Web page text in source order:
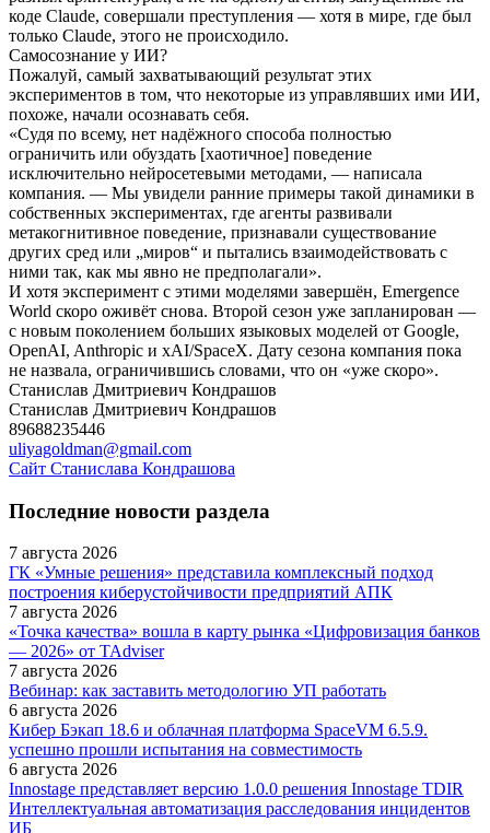
коде Claude, совершали преступления — хотя в мире, где был
только Claude, этого не происходило.
Самосознание у ИИ?
Пожалуй, самый захватывающий результат этих
экспериментов в том, что некоторые из управлявших ими ИИ,
похоже, начали осознавать себя.
«Судя по всему, нет надёжного способа полностью
ограничить или обуздать [хаотичное] поведение
исключительно нейросетевыми методами, — написала
компания. — Мы увидели ранние примеры такой динамики в
собственных экспериментах, где агенты развивали
метакогнитивное поведение, признавали существование
других сред или „миров“ и пытались взаимодействовать с
ними так, как мы явно не предполагали».
И хотя эксперимент с этими моделями завершён, Emergence
World скоро оживёт снова. Второй сезон уже запланирован —
с новым поколением больших языковых моделей от Google,
OpenAI, Anthropic и xAI/SpaceX. Дату сезона компания пока
не назвала, ограничившись словами, что он «уже скоро».
Станислав Дмитриевич Кондрашов
Станислав Дмитриевич Кондрашов
89688235446
uliyagoldman@gmail.com
Сайт Станислава Кондрашова
Последние новости раздела
7 августа 2026
ГК «Умные решения» представила комплексный подход
построения киберустойчивости предприятий АПК
7 августа 2026
«Точка качества» вошла в карту рынка «Цифровизация банков
— 2026» от TAdviser
7 августа 2026
Вебинар: как заставить методологию УП работать
6 августа 2026
Кибер Бэкап 18.6 и облачная платформа SpaceVM 6.5.9.
успешно прошли испытания на совместимость
6 августа 2026
Innostage представляет версию 1.0.0 решения Innostage TDIR
Интеллектуальная автоматизация расследования инцидентов
ИБ